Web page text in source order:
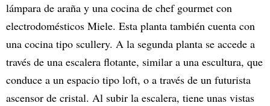
lámpara de araña y una cocina de chef gourmet con
electrodomésticos Miele. Esta planta también cuenta con
una cocina tipo scullery. A la segunda planta se accede a
través de una escalera flotante, similar a una escultura, que
conduce a un espacio tipo loft, o a través de un futurista
ascensor de cristal. Al subir la escalera, tiene unas vistas